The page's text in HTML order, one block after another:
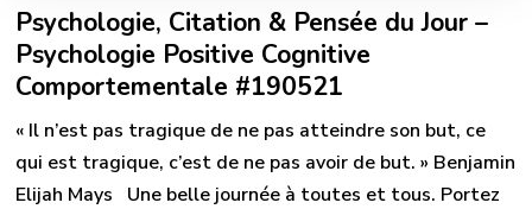
Psychologie, Citation & Pensée du Jour –
Psychologie Positive Cognitive
Comportementale #190521
« Il n’est pas tragique de ne pas atteindre son but, ce
qui est tragique, c’est de ne pas avoir de but. » Benjamin
Elijah Mays Une belle journée à toutes et tous. Portez